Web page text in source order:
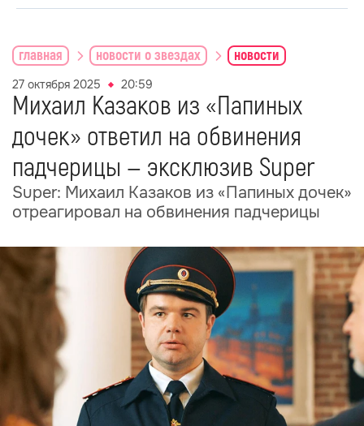
главная новости о звездах новости
27 октября 2025 20:59
Михаил Казаков из «Папиных
дочек» ответил на обвинения
падчерицы — эксклюзив Super
Super: Михаил Казаков из «Папиных дочек»
отреагировал на обвинения падчерицы